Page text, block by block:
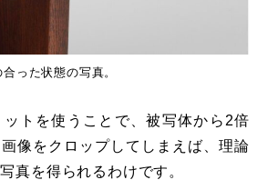
った状態の写真。
トを使うことで、被写体から2倍
像をクロップしてしまえば、理論
真を得られるわけです。